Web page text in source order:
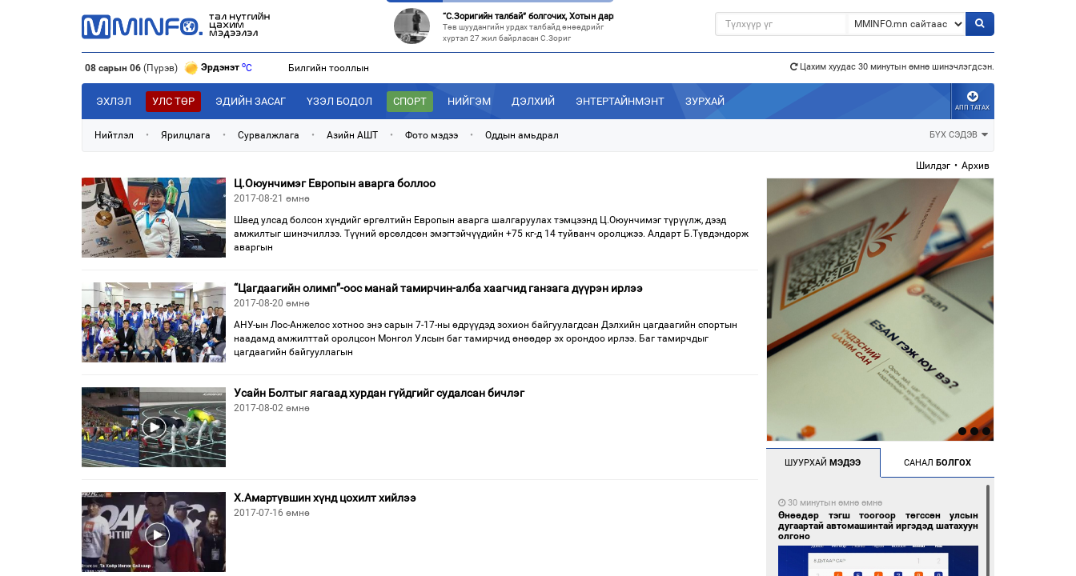
“С.Зоригийн талбай” болгочих, Хотын дарга аа?
Төв шуудангийн урдах талбайд өнөөдрийг
хүртэл 27 жил байрласан С.Зориг
МАН-ын 50 настнууд Хөвсгөлд, 40 настнууд нь Хэнтийд “хуралджээ”
Энэ зуны туршид монголчууд эдийн засгийн
хямралыг утгаар нь эдэлсээр
08 сарын 06 (Пүрэв) Эрдэнэт oC
Улаанбаатар C
Дархан
C
Билгийн тооллын Цахим хуудас 30 минутын өмнө шинэчлэгдсэн.
ЭХЛЭЛ УЛС ТӨР ЭДИЙН ЗАСАГ ҮЗЭЛ БОДОЛ СПОРТ НИЙГЭМ ДЭЛХИЙ ЭНТЕРТАЙНМЭНТ ЗУРХАЙ
АПП ТАТАХ
Нийтлэл • Ярилцлага • Сурвалжлага • Азийн АШТ • Фото мэдээ • Оддын амьдрал БҮХ СЭДЭВ
Шилдэг • Архив
Ц.Оюунчимэг Европын аварга боллоо
2017-08-21 өмнө
Швед улсад болсон хүндийг өргөлтийн Европын аварга шалгаруулах тэмцээнд Ц.Оюунчимэг түрүүлж, дээд
амжилтыг шинэчиллээ. Түүний өрсөлдсөн эмэгтэйчүүдийн +75 кг-д 14 туйванч оролцжээ. Алдарт Б.Түвдэндорж
аваргын
“Цагдаагийн олимп”-оос манай тамирчин-алба хаагчид ганзага дүүрэн ирлээ
2017-08-20 өмнө
АНУ-ын Лос-Анжелос хотноо энэ сарын 7-17-ны өдрүүдэд зохион байгуулагдсан Дэлхийн цагдаагийн спортын
наадамд амжилттай оролцсон Монгол Улсын баг тамирчид өнөөдөр эх орондоо ирлээ. Баг тамирчдыг
цагдаагийн байгууллагын
Усайн Болтыг яагаад хурдан гүйдгийг судалсан бичлэг
2017-08-02 өмнө
Х.Амартүвшин хүнд цохилт хийлээ
2017-07-16 өмнө
ШУУРХАЙМЭДЭЭ САНАЛБОЛГОХ
30 минутын өмнө өмнө
Өнөөдөр тэгш тоогоор төгссөн улсын
дугаартай автомашинтай иргэдэд шатахуун
олгоно